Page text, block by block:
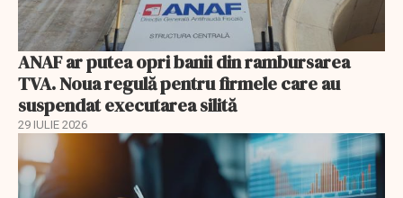
ANAF ar putea opri banii din rambursarea
TVA. Noua regulă pentru firmele care au
suspendat executarea silită
29 IULIE 2026